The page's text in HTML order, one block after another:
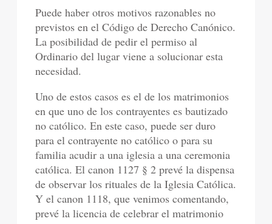
Puede haber otros motivos razonables no
previstos en el Código de Derecho Canónico.
La posibilidad de pedir el permiso al
Ordinario del lugar viene a solucionar esta
necesidad.
Uno de estos casos es el de los matrimonios
en que uno de los contrayentes es bautizado
no católico. En este caso, puede ser duro
para el contrayente no católico o para su
familia acudir a una iglesia a una ceremonia
católica. El canon 1127 § 2 prevé la dispensa
de observar los rituales de la Iglesia Católica.
Y el canon 1118, que venimos comentando,
prevé la licencia de celebrar el matrimonio